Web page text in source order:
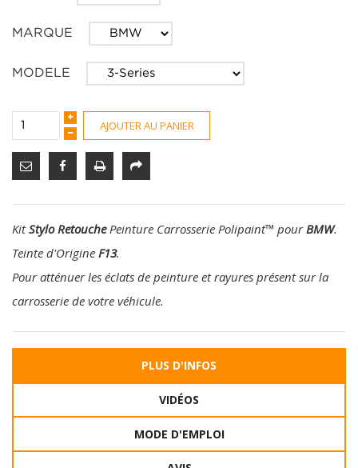
MARQUE
MODELE
AJOUTER AU PANIER
KitStylo RetouchePeinture Carrosserie Polipaint™ pourBMW.
Teinte d'Origine F13.
Pour atténuer les éclats de peinture et rayures présent sur la
carrosserie de votre véhicule.
PLUS D'INFOS
VIDÉOS
MODE D'EMPLOI